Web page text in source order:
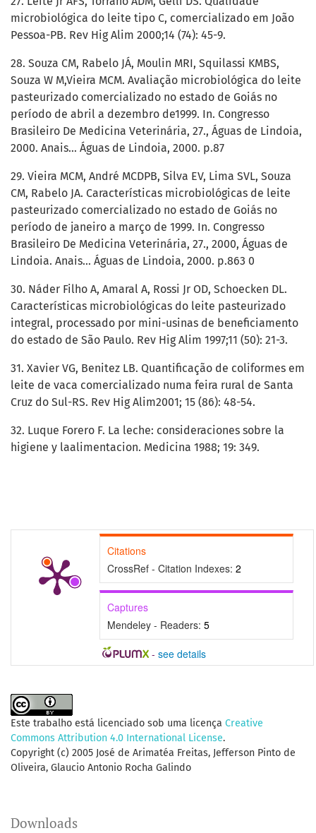
Citations
CrossRef - Citation Indexes: 2
Captures
Mendeley - Readers: 5
- see details
microbiológica do leite tipo C, comercializado em João
Pessoa-PB. Rev Hig Alim 2000;14 (74): 45-9.
28. Souza CM, Rabelo JÁ, Moulin MRI, Squilassi KMBS,
Souza W M,Vieira MCM. Avaliação microbiológica do leite
pasteurizado comercializado no estado de Goiás no
período de abril a dezembro de1999. In. Congresso
Brasileiro De Medicina Veterinária, 27., Águas de Lindoia,
2000. Anais... Águas de Lindoia, 2000. p.87
29. Vieira MCM, André MCDPB, Silva EV, Lima SVL, Souza
CM, Rabelo JA. Características microbiológicas de leite
pasteurizado comercializado no estado de Goiás no
período de janeiro a março de 1999. In. Congresso
Brasileiro De Medicina Veterinária, 27., 2000, Águas de
Lindoia. Anais... Águas de Lindoia, 2000. p.863 0
30. Náder Filho A, Amaral A, Rossi Jr OD, Schoecken DL.
Características microbiológicas do leite pasteurizado
integral, processado por mini-usinas de beneficiamento
do estado de São Paulo. Rev Hig Alim 1997;11 (50): 21-3.
31. Xavier VG, Benitez LB. Quantificação de coliformes em
leite de vaca comercializado numa feira rural de Santa
Cruz do Sul-RS. Rev Hig Alim2001; 15 (86): 48-54.
32. Luque Forero F. La leche: consideraciones sobre la
higiene y laalimentacion. Medicina 1988; 19: 349.
Este trabalho está licenciado sob uma licença Creative
Commons Attribution 4.0 International License.
Copyright (c) 2005 José de Arimatéa Freitas, Jefferson Pinto de
Oliveira, Glaucio Antonio Rocha Galindo
Downloads